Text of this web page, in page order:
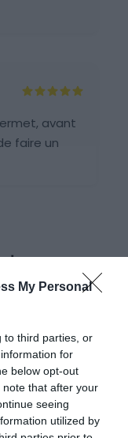
My Personal
to third parties, or
for
below opt-out
that after your
seeing
utilized by
avant
faire un
des
GV ?